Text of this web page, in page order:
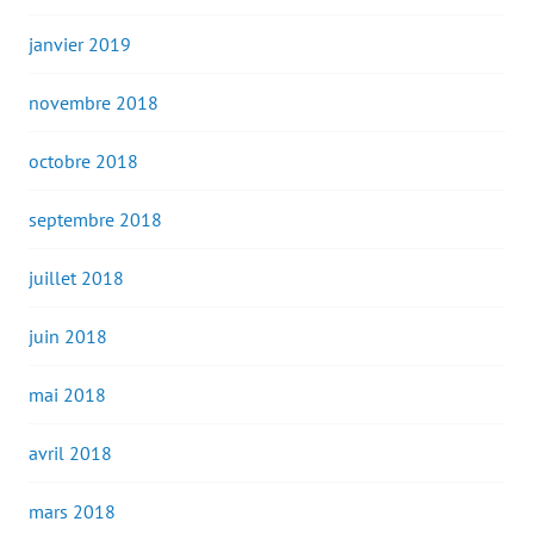
janvier 2019
novembre 2018
octobre 2018
septembre 2018
juillet 2018
juin 2018
mai 2018
avril 2018
mars 2018